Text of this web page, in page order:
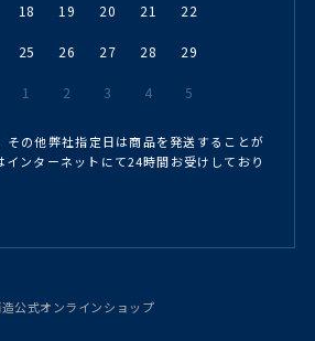
18 19 20 21 22
25 26 27 28 29
1 2 3 4 5
その他弊社指定日は商品を発送することが
インターネットにて24時間お受けしており
公式オンラインショップ